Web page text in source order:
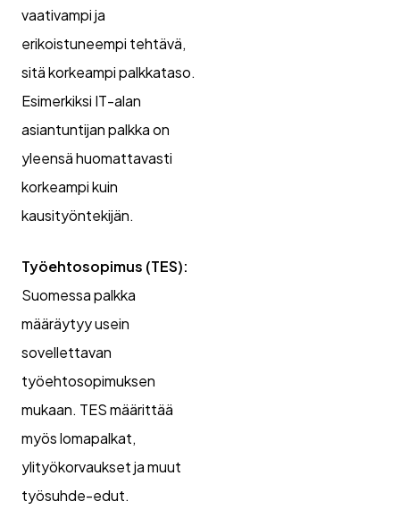
vaativampi ja
erikoistuneempi tehtävä,
sitä korkeampi palkkataso.
Esimerkiksi IT-alan
asiantuntijan palkka on
yleensä huomattavasti
korkeampi kuin
kausityöntekijän.
Työehtosopimus (TES):
Suomessa palkka
määräytyy usein
sovellettavan
työehtosopimuksen
mukaan. TES määrittää
myös lomapalkat,
ylityökorvaukset ja muut
työsuhde-edut.